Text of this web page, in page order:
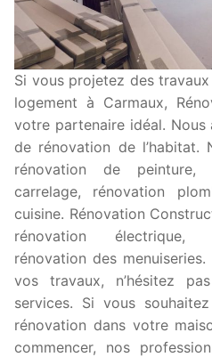
Si vous projetez des
logement à Carmaux,
votre partenaire idéal. Nous
de rénovation de l’habitat.
rénovation de
carrelage, rénovation
cuisine. Rénovation
rénovation électrique,
rénovation des
vos travaux, n’hésitez
services. Si vous
rénovation dans votre
commencer, nos